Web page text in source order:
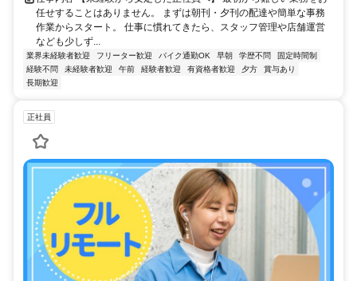
任せすることはありません。 まずは朝刊・夕刊の配達や簡単な事務
作業からスタート。 仕事に慣れてきたら、スタッフ管理や店舗運営
なども少しず...
業界未経験者歓迎 フリーター歓迎 バイク通勤OK 早朝 学歴不問
固定時間制
経験不問
未経験者歓迎 午前 経験者歓迎 有資格者歓迎 夕方
賞与あり
長期歓迎
正社員